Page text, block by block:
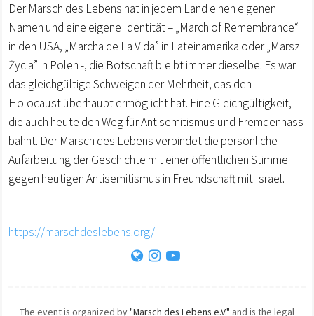
Der Marsch des Lebens hat in jedem Land einen eigenen
Namen und eine eigene Identität – „March of Remembrance“
in den USA, „Marcha de La Vida” in Lateinamerika oder „Marsz
Życia” in Polen -, die Botschaft bleibt immer dieselbe. Es war
das gleichgültige Schweigen der Mehrheit, das den
Holocaust überhaupt ermöglicht hat. Eine Gleichgültigkeit,
die auch heute den Weg für Antisemitismus und Fremdenhass
bahnt. Der Marsch des Lebens verbindet die persönliche
Aufarbeitung der Geschichte mit einer öffentlichen Stimme
gegen heutigen Antisemitismus in Freundschaft mit Israel.
https://marschdeslebens.org/
The event is organized by"Marsch des Lebens e.V." and is the legal